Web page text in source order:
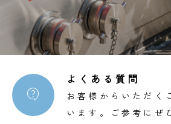

よくある質問
お客様からいただく
います。ご参考にぜ